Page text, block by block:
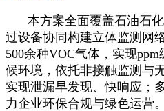
本方案全面覆盖石油石
过设备协同构建立体监测网
500余种VOC气体，实现
候环境，依托非接触监测与
实现泄漏早发现、快响应；
力企业环保合规与绿色运营。